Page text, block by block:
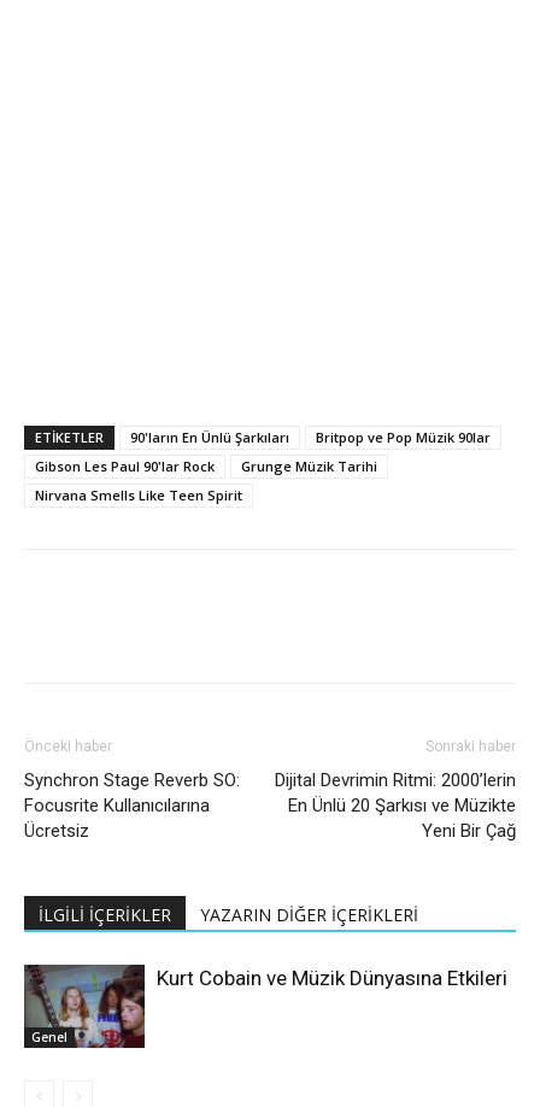
ETİKETLER 90'ların En Ünlü Şarkıları
Britpop ve Pop Müzik 90lar
Gibson Les Paul 90'lar Rock
Grunge Müzik Tarihi
Nirvana Smells Like Teen Spirit
Önceki haber
Synchron Stage Reverb SO:
Focusrite Kullanıcılarına
Ücretsiz
Sonraki haber
Dijital Devrimin Ritmi: 2000’lerin
En Ünlü 20 Şarkısı ve Müzikte
Yeni Bir Çağ
İLGİLİ İÇERİKLER YAZARIN DİĞER İÇERİKLERİ
Genel
Kurt Cobain ve Müzik Dünyasına Etkileri